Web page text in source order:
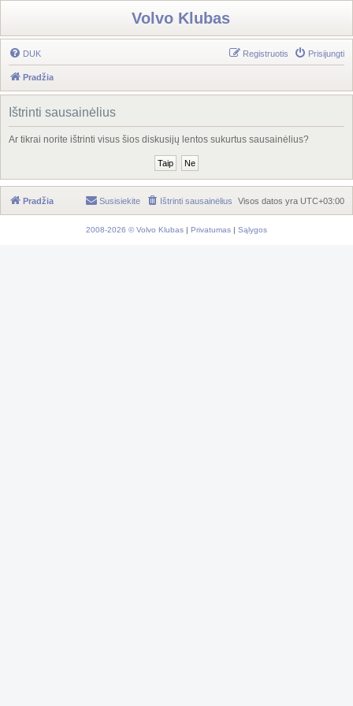
Volvo Klubas
DUK Prisijungti
Registruotis
Pradžia
Ištrinti sausainėlius
Ar tikrai norite ištrinti visus šios diskusijų lentos sukurtus sausainėlius?
Pradžia Visos datos yra UTC+03:00
Ištrinti sausainėlius
Susisiekite
2008-2026 © Volvo Klubas | Privatumas | Sąlygos